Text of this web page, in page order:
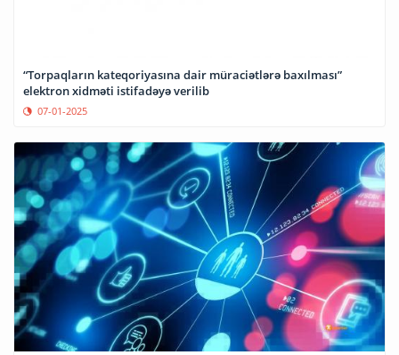
“Torpaqların kateqoriyasına dair müraciətlərə baxılması”
elektron xidməti istifadəyə verilib
07-01-2025